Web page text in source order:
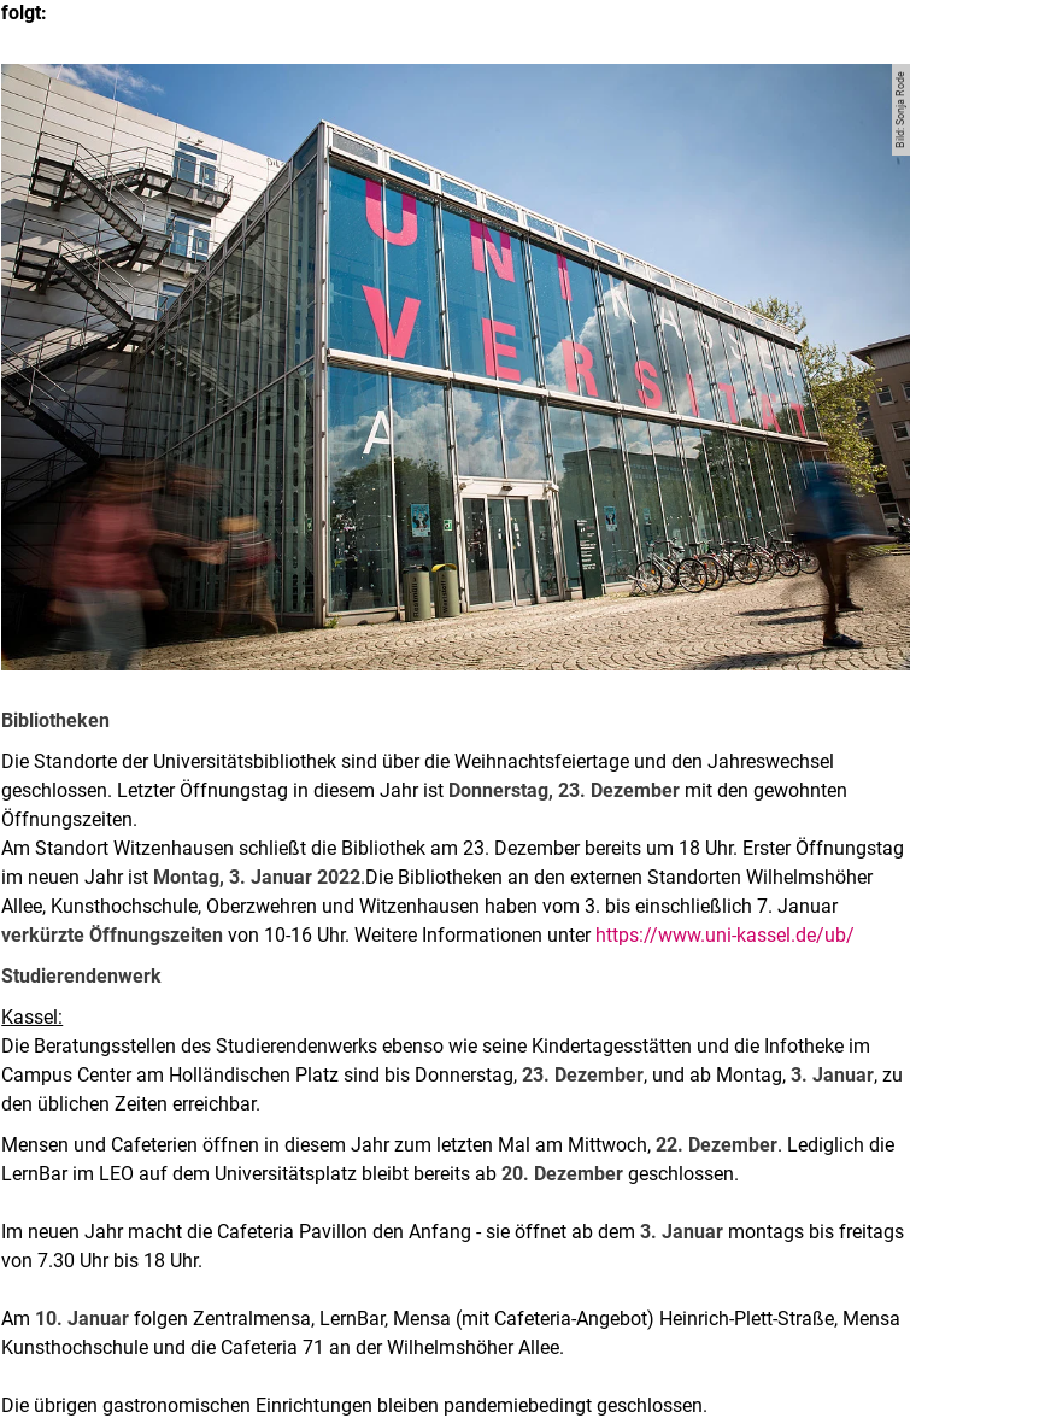
folgt:
Bild: Sonja Rode
Bibliotheken
Die Standorte der Universitätsbibliothek sind über die Weihnachtsfeiertage und den Jahreswechsel
geschlossen. Letzter Öffnungstag in diesem Jahr ist Donnerstag, 23. Dezember mit den gewohnten
Öffnungszeiten.
Am Standort Witzenhausen schließt die Bibliothek am 23. Dezember bereits um 18 Uhr. Erster Öffnungstag
im neuen Jahr ist Montag, 3. Januar 2022.Die Bibliotheken an den externen Standorten Wilhelmshöher
Allee, Kunsthochschule, Oberzwehren und Witzenhausen haben vom 3. bis einschließlich 7. Januar
verkürzte Öffnungszeiten von 10-16 Uhr. Weitere Informationen unter https://www.uni-kassel.de/ub/
Studierendenwerk
Kassel:
Die Beratungsstellen des Studierendenwerks ebenso wie seine Kindertagesstätten und die Infotheke im
Campus Center am Holländischen Platz sind bis Donnerstag,23. Dezember, und ab Montag,3. Januar, zu
den üblichen Zeiten erreichbar.
Mensen und Cafeterien öffnen in diesem Jahr zum letzten Mal am Mittwoch,22. Dezember. Lediglich die
LernBar im LEO auf dem Universitätsplatz bleibt bereits ab20. Dezember geschlossen.
Im neuen Jahr macht die Cafeteria Pavillon den Anfang - sie öffnet ab dem3. Januar montags bis freitags
von 7.30 Uhr bis 18 Uhr.
Am 10. Januar folgen Zentralmensa, LernBar, Mensa (mit Cafeteria-Angebot) Heinrich-Plett-Straße, Mensa
Kunsthochschule und die Cafeteria 71 an der Wilhelmshöher Allee.
Die übrigen gastronomischen Einrichtungen bleiben pandemiebedingt geschlossen.